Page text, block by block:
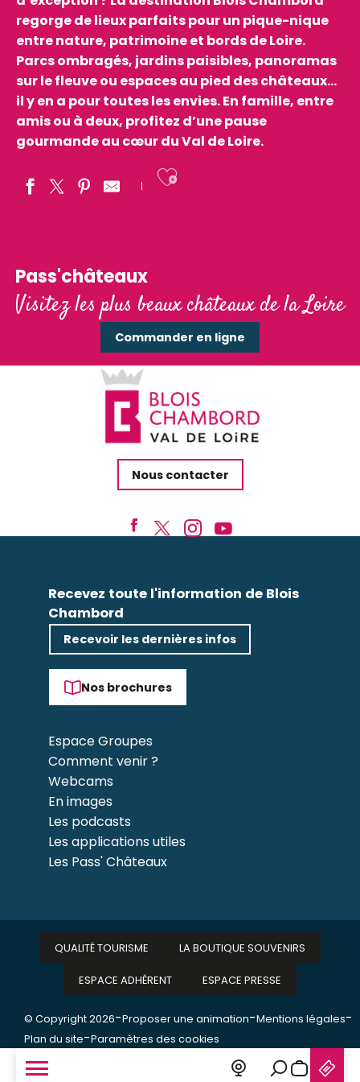
regorge de lieux parfaits pour un pique-nique
entre nature, patrimoine et bords de Loire.
Parcs ombragés, jardins paisibles, panoramas
sur le fleuve ou espaces au pied des châteaux…
il y en a pour toutes les envies. En famille, entre
amis ou à deux, profitez d’une pause
gourmande au cœur du Val de Loire.
Ajouter aux
Parc du château de Beauregard
Le Parc de l'Arrou
l'Espace Beuvron
Base naturelle de loisirs du Domino
Le lavoir et le bassin de pisciculture
L'étang de Beaumont
Le parc de la Feuillarde
Le Jardins des Lices
Le Parc des Mées
Parc de la Corbillière
Pass'châteaux
Visitez les plus beaux châteaux de la Loire
Commander en ligne
Nous contacter
Recevez toute l'information de Blois
Chambord
Recevoir les dernières infos
Nos brochures
Espace Groupes
Comment venir ?
Webcams
En images
Les podcasts
Les applications utiles
Les Pass' Châteaux
© Copyright 2026-Proposer une animation-Mentions légales-
Plan du site-Paramètres des cookies
QUALITÉ TOURISME LA BOUTIQUE SOUVENIRS
ESPACE ADHÉRENT ESPACE PRESSE